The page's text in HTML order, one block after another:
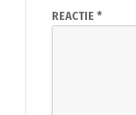
REACTIE *